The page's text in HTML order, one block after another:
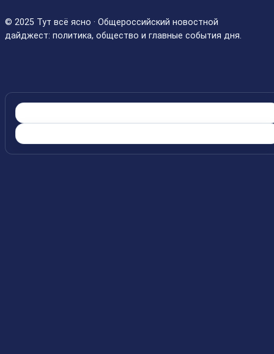
© 2025 Тут всё ясно · Общероссийский новостной
дайджест: политика, общество и главные события дня.